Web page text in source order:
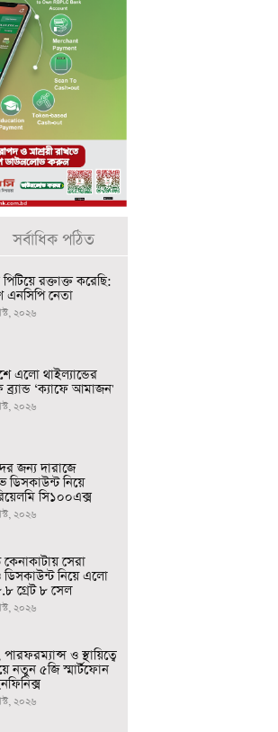
সর্বাধিক পঠিত
রক্তাক্ত করেছি:
এনসিপি নেতা
২০২৬
এলো থাইল্যান্ডের
ব্র্যান্ড ‘ক্যাফে আমাজন'
২০২৬
জন্য দারাজে
ডিসকাউন্ট নিয়ে
সি১০০এক্স
২০২৬
সেরা
নিয়ে এলো
গ্রেট ৮ সেল
২০২৬
ও স্থায়িত্বে
নতুন ৫জি স্মার্টফোন
২০২৬